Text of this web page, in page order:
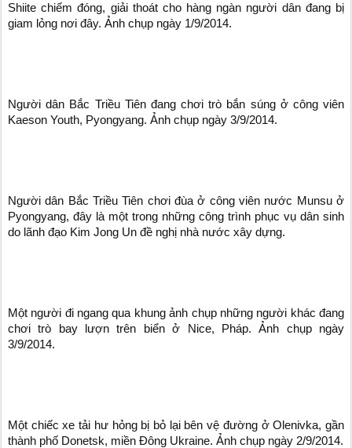
Shiite chiếm đóng, giải thoát cho hàng ngàn người dân đang bị
giam lỏng nơi đây. Ảnh chụp ngày 1/9/2014.
Người dân Bắc Triều Tiên đang chơi trò bắn súng ở công viên
Kaeson Youth, Pyongyang. Ảnh chụp ngày 3/9/2014.
Người dân Bắc Triều Tiên chơi đùa ở công viên nước Munsu ở
Pyongyang, đây là một trong những công trình phục vụ dân sinh
do lãnh đạo Kim Jong Un đề nghị nhà nước xây dựng.
Một người đi ngang qua khung ảnh chụp những người khác đang
chơi trò bay lượn trên biển ở Nice, Pháp. Ảnh chụp ngày
3/9/2014.
Một chiếc xe tải hư hỏng bị bỏ lại bên vệ đường ở Olenivka, gần
thành phố Donetsk, miền Đông Ukraine. Ảnh chụp ngày 2/9/2014.